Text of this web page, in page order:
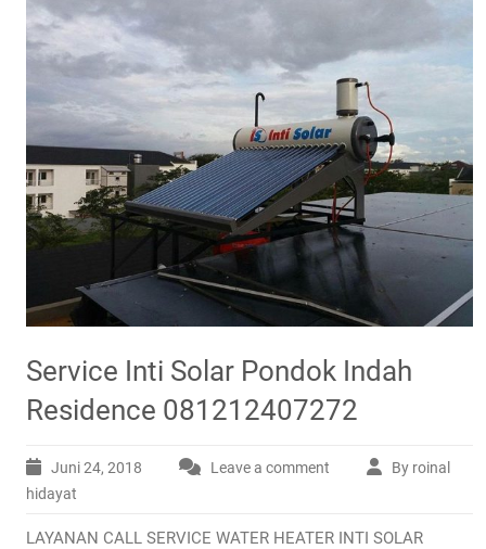
Service Inti Solar Pondok Indah
Residence 081212407272
Juni 24, 2018 Leave a comment
By roinal
hidayat
LAYANAN CALL SERVICE WATER HEATER INTI SOLAR